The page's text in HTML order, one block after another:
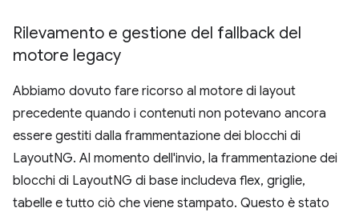
Rilevamento e gestione del fallback del
motore legacy
Abbiamo dovuto fare ricorso al motore di layout
precedente quando i contenuti non potevano ancora
essere gestiti dalla frammentazione dei blocchi di
LayoutNG. Al momento dell'invio, la frammentazione dei
blocchi di LayoutNG di base includeva flex, griglie,
tabelle e tutto ciò che viene stampato. Questo è stato